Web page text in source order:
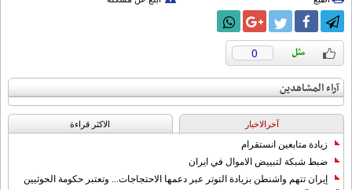
0
آراء المشاهدين
آخرالاخبار الاکثر قراءة
زيادة متابعين انستقرام
ضبط شبكة لتبييض الاموال في ايران
إيران تتهم واشنطن بزيادة التوتر عبر دعمها الاحتجاجات... وتعتبر حكومة الحوثيين